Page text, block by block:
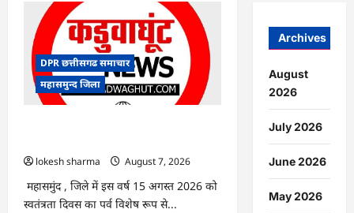
:
आपदा
प्रबंधन
संबंधी
राज्य
स्तरीय
मॉक
एक्सरसाइज
कार्यशाला
आयोजित
DPR छत्तीसगढ समाचार
महासमुन्द जिला
lokesh sharma
August 7, 2026
महासमुंद , जिले में इस वर्ष 15 अगस्त 2026 को
स्वतंत्रता दिवस का पर्व विशेष रूप से...
Archives
August
2026
July 2026
June 2026
May 2026